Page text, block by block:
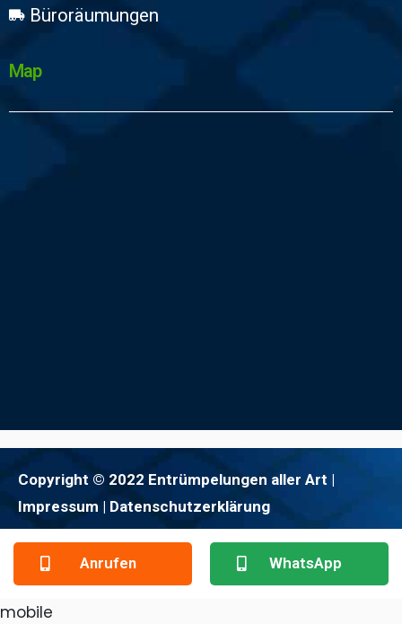
Büroräumungen
Map
Copyright © 2022 Entrümpelungen aller Art |
Impressum | Datenschutzerklärung
Anrufen WhatsApp